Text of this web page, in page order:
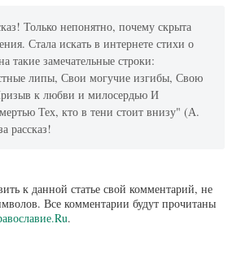
Только непонятно, почему скрыта
Стала искать в интернете стихи о
такие замечательные строки:
липы, Свои могучие изгибы, Свою
к любви и милосердью И
Тех, кто в тени стоит внизу" (А.
рассказ!
к данной статье свой комментарий, не
Все комментарии будут прочитаны
.